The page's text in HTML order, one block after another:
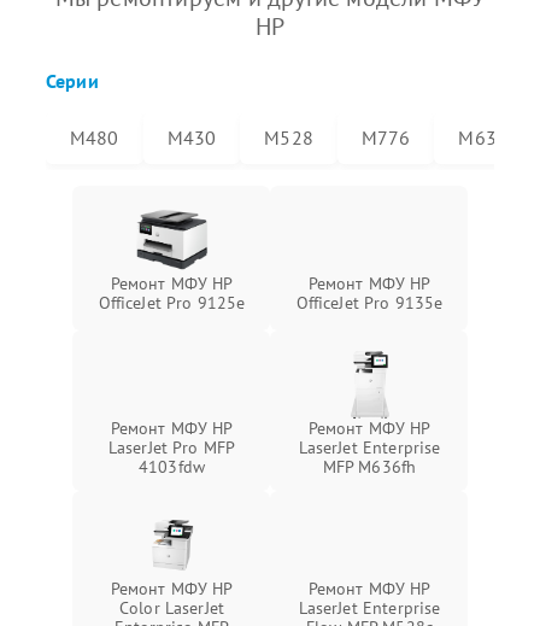
HP
Серии
M480 M430 M528 M776 M636
Ремонт МФУ HP
OfficeJet Pro 9125e
Ремонт МФУ HP
OfficeJet Pro 9135e
Ремонт МФУ HP
LaserJet Pro MFP
4103fdw
Ремонт МФУ HP
LaserJet Enterprise
MFP M636fh
Ремонт МФУ HP
Color LaserJet
Ремонт МФУ HP
LaserJet Enterprise